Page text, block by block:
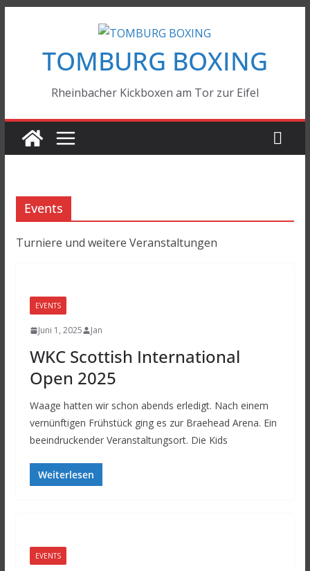
springenTOMBURG BOXING
Rheinbacher Kickboxen am Tor zur Eifel
Events
Turniere und weitere Veranstaltungen
EVENTS
Juni 1, 2025 Jan
WKC Scottish International
Open 2025
Waage hatten wir schon abends erledigt. Nach einem
vernünftigen Frühstück ging es zur Braehead Arena. Ein
beeindruckender Veranstaltungsort. Die Kids
Weiterlesen
EVENTS